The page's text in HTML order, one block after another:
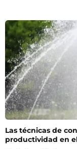
Las técnicas de
productividad en